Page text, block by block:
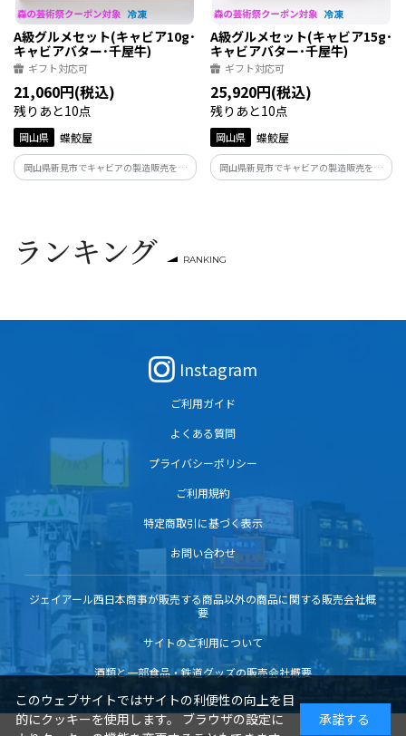
A級グルメセット(キャビア10g･
キャビアバター･千屋牛)
ギフト対応可
21,060円(税込)
残りあと10点
岡山県 蝶鮫屋
岡山県新見市でキャビアの製造販売を行
っている蝶鮫屋のキャビア、キャビアバタ
A級グルメセット(キャビア15g･
キャビアバター･千屋牛)
ギフト対応可
25,920円(税込)
残りあと10点
岡山県 蝶鮫屋
岡山県新見市でキャビアの製造販売を行
っている蝶鮫屋のキャビア、キャビアバタ
ランキング RANKING
Instagram
ご利用ガイド
よくある質問
プライバシーポリシー
ご利用規約
特定商取引に基づく表示
お問い合わせ
ジェイアール西日本商事が販売する商品以外の商品に関する販売会社概
要
サイトのご利用について
酒類と一部食品・鉄道グッズの販売会社概要
このウェブサイトではサイトの利便性の向上を目
的にクッキーを使用します。 ブラウザの設定に
承諾する